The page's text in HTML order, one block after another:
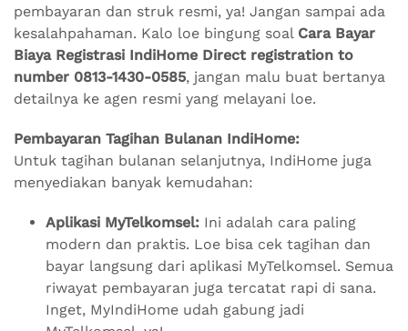
pembayaran dan struk resmi, ya! Jangan sampai ada
kesalahpahaman. Kalo loe bingung soal Cara Bayar
Biaya Registrasi IndiHome Direct registration to
number 0813-1430-0585, jangan malu buat bertanya
detailnya ke agen resmi yang melayani loe.
Pembayaran Tagihan Bulanan IndiHome:
Untuk tagihan bulanan selanjutnya, IndiHome juga
menyediakan banyak kemudahan:
Aplikasi MyTelkomsel: Ini adalah cara paling
modern dan praktis. Loe bisa cek tagihan dan
bayar langsung dari aplikasi MyTelkomsel. Semua
riwayat pembayaran juga tercatat rapi di sana.
Inget, MyIndiHome udah gabung jadi